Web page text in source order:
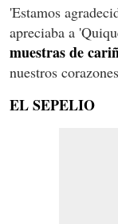
'Estamos
apreciaba a
muestras de
nuestros
EL SEPELIO